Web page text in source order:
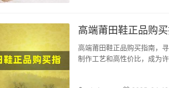
高端莆田鞋正品购
高端莆田鞋正品购买指南，
制作工艺和高性价比，成为许